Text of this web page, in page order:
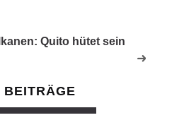
Quito hütet sein